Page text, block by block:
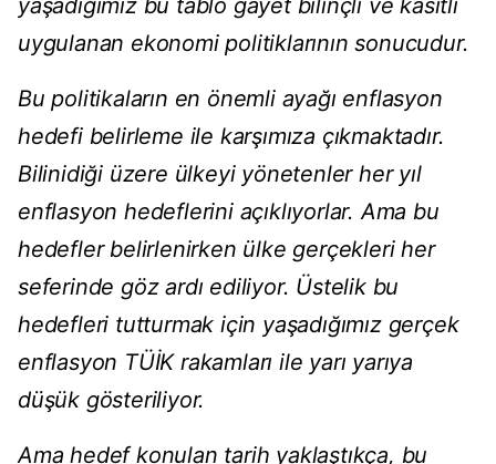
yaşadığımız bu tablo gayet bilinçli ve kasıtlı
uygulanan ekonomi politiklarının sonucudur.
Bu politikaların en önemli ayağı enflasyon
hedefi belirleme ile karşımıza çıkmaktadır.
Bilinidiği üzere ülkeyi yönetenler her yıl
enflasyon hedeflerini açıklıyorlar. Ama bu
hedefler belirlenirken ülke gerçekleri her
seferinde göz ardı ediliyor. Üstelik bu
hedefleri tutturmak için yaşadığımız gerçek
enflasyon TÜİK rakamları ile yarı yarıya
düşük gösteriliyor.
Ama hedef konulan tarih yaklaştıkça, bu